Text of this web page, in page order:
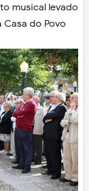
musical levado
do Povo